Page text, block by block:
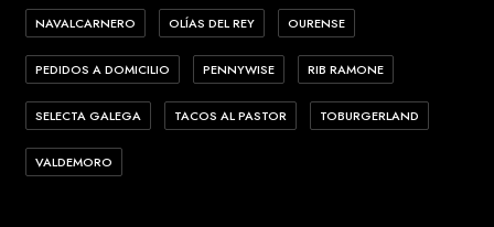
NAVALCARNERO OLÍAS DEL REY OURENSE
PEDIDOS A DOMICILIO PENNYWISE RIB RAMONE
SELECTA GALEGA TACOS AL PASTOR TOBURGERLAND
VALDEMORO